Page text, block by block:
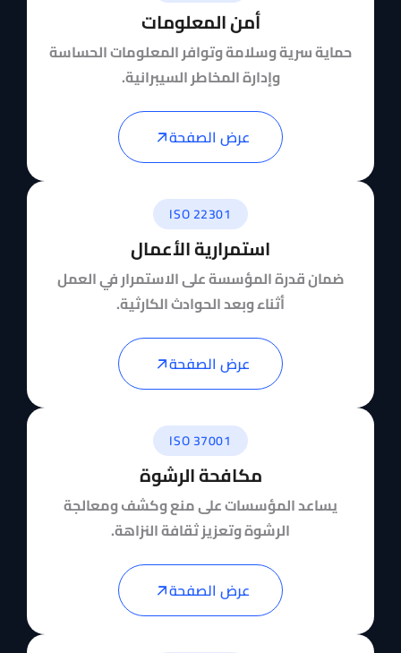
أمن المعلومات
حماية سرية وسلامة وتوافر المعلومات الحساسة
وإدارة المخاطر السيبرانية.
عرض الصفحة
ISO 22301
استمرارية الأعمال
ضمان قدرة المؤسسة على الاستمرار في العمل
أثناء وبعد الحوادث الكارثية.
عرض الصفحة
ISO 37001
مكافحة الرشوة
يساعد المؤسسات على منع وكشف ومعالجة
الرشوة وتعزيز ثقافة النزاهة.
عرض الصفحة